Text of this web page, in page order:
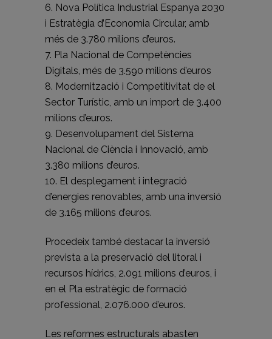
6. Nova Política Industrial Espanya 2030
i Estratègia d’Economia Circular, amb
més de 3.780 milions d’euros.
7. Pla Nacional de Competències
Digitals, més de 3.590 milions d’euros
8. Modernització i Competitivitat de el
Sector Turístic, amb un import de 3.400
milions d’euros.
9. Desenvolupament del Sistema
Nacional de Ciència i Innovació, amb
3.380 milions d’euros.
10. El desplegament i integració
d’energies renovables, amb una inversió
de 3.165 milions d’euros.
Procedeix també destacar la inversió
prevista a la preservació del litoral i
recursos hídrics, 2.091 milions d’euros, i
en el Pla estratègic de formació
professional, 2.076.000 d’euros.
Les reformes estructurals abasten